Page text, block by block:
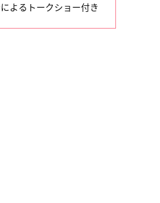
よるトークショー付き